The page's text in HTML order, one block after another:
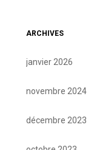
ARCHIVES
janvier 2026
novembre 2024
décembre 2023